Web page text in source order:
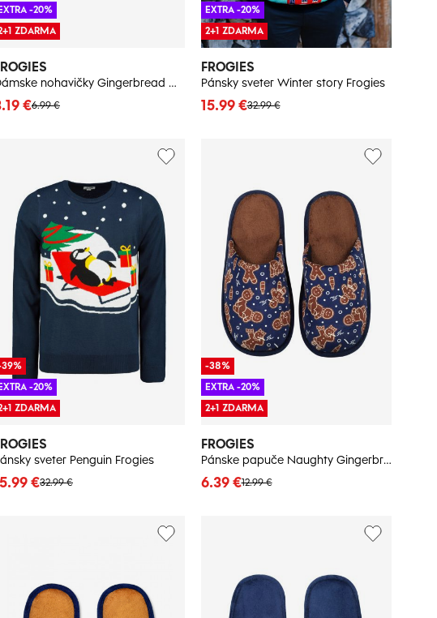
Dámske nohavičky Gingerbread Christmas - Frogies
6.99 €
€
EXTRA -20%
ZDARMA
FROGIES
Pánsky sveter Winter story Frogies
32.99 €
15.99 €
EXTRA -20%
2+1 ZDARMA
sveter Penguin Frogies
32.99 €
€
EXTRA -20%
ZDARMA
FROGIES
Pánske papuče Naughty Gingerbread - Frogies
12.99 €
6.39 €
-38%
EXTRA -20%
2+1 ZDARMA